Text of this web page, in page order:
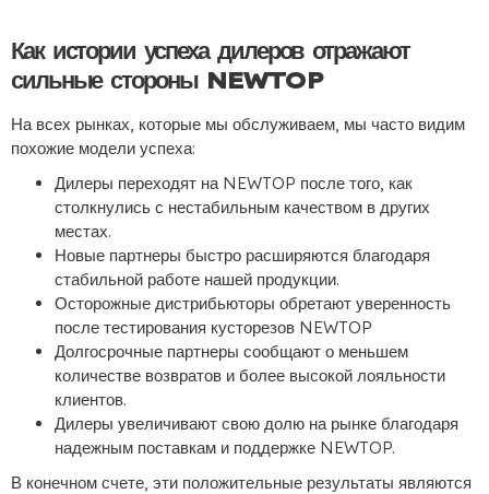
Как истории успеха дилеров отражают
сильные стороны NEWTOP
На всех рынках, которые мы обслуживаем, мы часто видим
похожие модели успеха:
Дилеры переходят на NEWTOP после того, как
столкнулись с нестабильным качеством в других
местах.
Новые партнеры быстро расширяются благодаря
стабильной работе нашей продукции.
Осторожные дистрибьюторы обретают уверенность
после тестирования кусторезов NEWTOP
Долгосрочные партнеры сообщают о меньшем
количестве возвратов и более высокой лояльности
клиентов.
Дилеры увеличивают свою долю на рынке благодаря
надежным поставкам и поддержке NEWTOP.
В конечном счете, эти положительные результаты являются